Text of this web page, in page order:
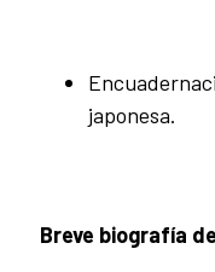
japonesa.
Breve biografía